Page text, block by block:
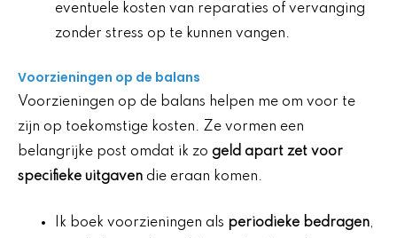
eventuele kosten van reparaties of vervanging
zonder stress op te kunnen vangen.
Voorzieningen op de balans
Voorzieningen op de balans helpen me om voor te
zijn op toekomstige kosten. Ze vormen een
belangrijke post omdat ik zo geld apart zet voor
specifieke uitgaven die eraan komen.
Ik boek voorzieningen als periodieke bedragen,